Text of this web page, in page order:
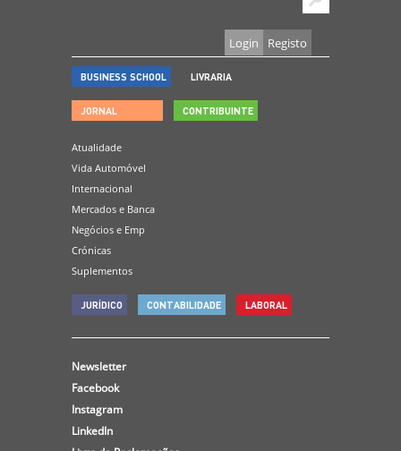
Login Registo
BUSINESS SCHOOL LIVRARIA
JORNAL
Atualidade
Vida Automóvel
Internacional
Mercados e Banca
Negócios e Emp
Crónicas
Suplementos
CONTRIBUINTE
JURÍDICO CONTABILIDADE LABORAL
Newsletter
Facebook
Instagram
LinkedIn